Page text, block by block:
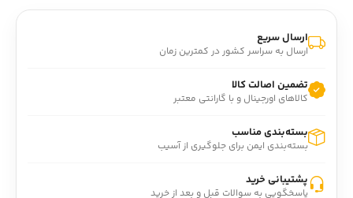
چالش‌های فردا.
ارسال سریع
ارسال به سراسر کشور در کمترین زمان
تضمین اصالت کالا
کالاهای اورجینال و با گارانتی معتبر
بسته‌بندی مناسب
بسته‌بندی ایمن برای جلوگیری از آسیب
پشتیبانی خرید
پاسخگویی به سوالات قبل و بعد از خرید